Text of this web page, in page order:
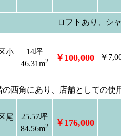
ロフトあり、シ
小
14坪
46.31m2 ￥100,000 ￥
の西角にあり、店舗としての使
尾
25.57坪
84.56m2 ￥176,000